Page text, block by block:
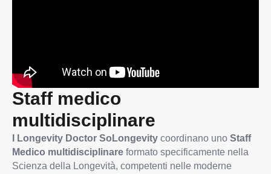
Staff medico
multidisciplinare
I Longevity Doctor SoLongevity coordinano uno Staff
Medico multidisciplinare formato specificamente nella
Scienza della Longevità, competenti nelle moderne